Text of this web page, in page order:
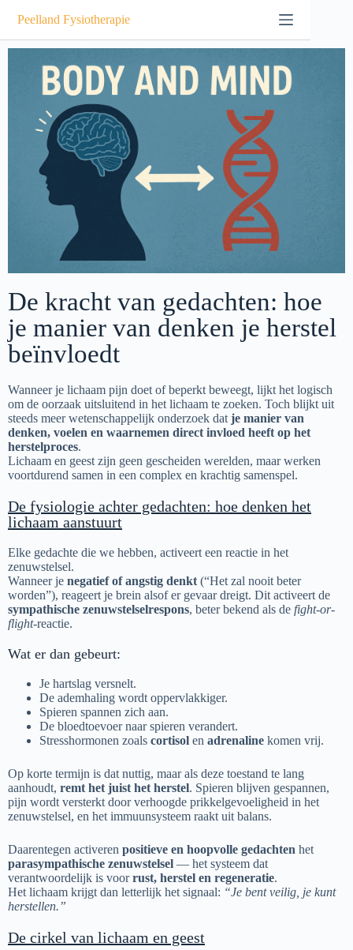
Peelland Fysiotherapie
De kracht van gedachten: hoe
je manier van denken je herstel
beïnvloedt
Wanneer je lichaam pijn doet of beperkt beweegt, lijkt het logisch
om de oorzaak uitsluitend in het lichaam te zoeken. Toch blijkt uit
steeds meer wetenschappelijk onderzoek datje manier van
denken, voelen en waarnemen direct invloed heeft op het
herstelproces.
Lichaam en geest zijn geen gescheiden werelden, maar werken
voortdurend samen in een complex en krachtig samenspel.
De fysiologie achter gedachten: hoe denken het
lichaam aanstuurt
Elke gedachte die we hebben, activeert een reactie in het
zenuwstelsel.
Wanneer je negatief of angstig denkt(“Het zal nooit beter
worden”), reageert je brein alsof er gevaar dreigt. Dit activeert de
sympathische zenuwstelselrespons, beter bekend als de fight-or-
flight-reactie.
Wat er dan gebeurt:
Je hartslag versnelt.
De ademhaling wordt oppervlakkiger.
Spieren spannen zich aan.
De bloedtoevoer naar spieren verandert.
Stresshormonen zoals cortisol en adrenaline komen vrij.
Op korte termijn is dat nuttig, maar als deze toestand te lang
aanhoudt, remt het juist het herstel. Spieren blijven gespannen,
pijn wordt versterkt door verhoogde prikkelgevoeligheid in het
zenuwstelsel, en het immuunsysteem raakt uit balans.
Daarentegen activeren positieve en hoopvolle gedachten het
parasympathische zenuwstelsel — het systeem dat
verantwoordelijk is voorrust, herstel en regeneratie.
Het lichaam krijgt dan letterlijk het signaal: “Je bent veilig, je kunt
herstellen.”
De cirkel van lichaam en geest